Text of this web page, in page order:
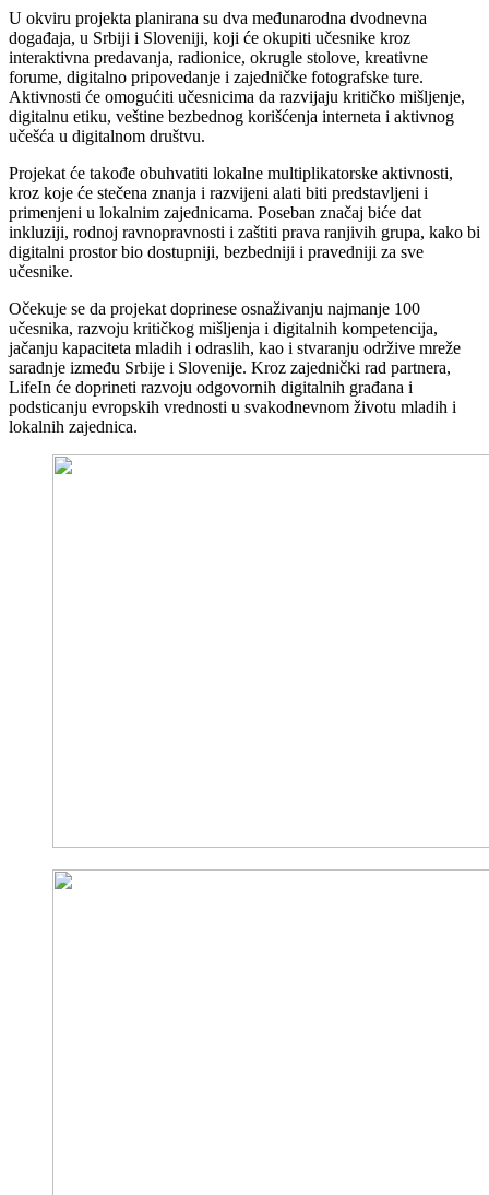
U okviru projekta planirana su dva međunarodna dvodnevna
događaja, u Srbiji i Sloveniji, koji će okupiti učesnike kroz
interaktivna predavanja, radionice, okrugle stolove, kreativne
forume, digitalno pripovedanje i zajedničke fotografske ture.
Aktivnosti će omogućiti učesnicima da razvijaju kritičko mišljenje,
digitalnu etiku, veštine bezbednog korišćenja interneta i aktivnog
učešća u digitalnom društvu.
Projekat će takođe obuhvatiti lokalne multiplikatorske aktivnosti,
kroz koje će stečena znanja i razvijeni alati biti predstavljeni i
primenjeni u lokalnim zajednicama. Poseban značaj biće dat
inkluziji, rodnoj ravnopravnosti i zaštiti prava ranjivih grupa, kako bi
digitalni prostor bio dostupniji, bezbedniji i pravedniji za sve
učesnike.
Očekuje se da projekat doprinese osnaživanju najmanje 100
učesnika, razvoju kritičkog mišljenja i digitalnih kompetencija,
jačanju kapaciteta mladih i odraslih, kao i stvaranju održive mreže
saradnje između Srbije i Slovenije. Kroz zajednički rad partnera,
LifeIn će doprineti razvoju odgovornih digitalnih građana i
podsticanju evropskih vrednosti u svakodnevnom životu mladih i
lokalnih zajednica.